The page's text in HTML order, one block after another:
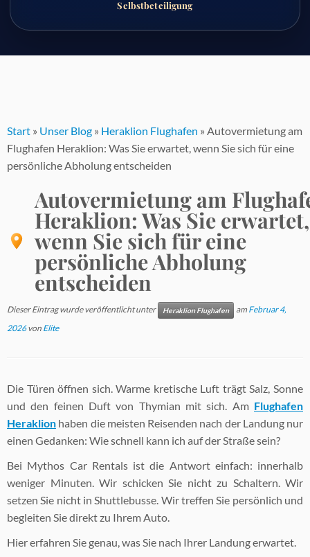
Selbstbeteiligung
Start » Unser Blog » Heraklion Flughafen » Autovermietung am
Flughafen Heraklion: Was Sie erwartet, wenn Sie sich für eine
persönliche Abholung entscheiden
Autovermietung am
Heraklion: Was Sie erwartet,
wenn Sie sich für eine
persönliche Abholung
entscheiden
Dieser Eintrag wurde veröffentlicht unter Heraklion Flughafen am Februar 4,
2026 von Elite
Die Türen öffnen sich. Warme kretische Luft trägt Salz, Sonne
und den feinen Duft von Thymian mit sich. Am Flughafen
Heraklion haben die meisten Reisenden nach der Landung nur
einen Gedanken: Wie schnell kann ich auf der Straße sein?
Bei Mythos Car Rentals ist die Antwort einfach: innerhalb
weniger Minuten. Wir schicken Sie nicht zu Schaltern. Wir
setzen Sie nicht in Shuttlebusse. Wir treffen Sie persönlich und
begleiten Sie direkt zu Ihrem Auto.
Hier erfahren Sie genau, was Sie nach Ihrer Landung erwartet.